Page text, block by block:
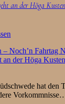
an der Höga
hat den